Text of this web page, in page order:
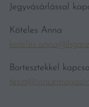
Jegyvásárlással
Köteles Anna
Bortesztekkel